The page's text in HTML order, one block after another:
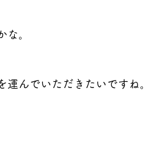
な。
んでいただきたいですね。